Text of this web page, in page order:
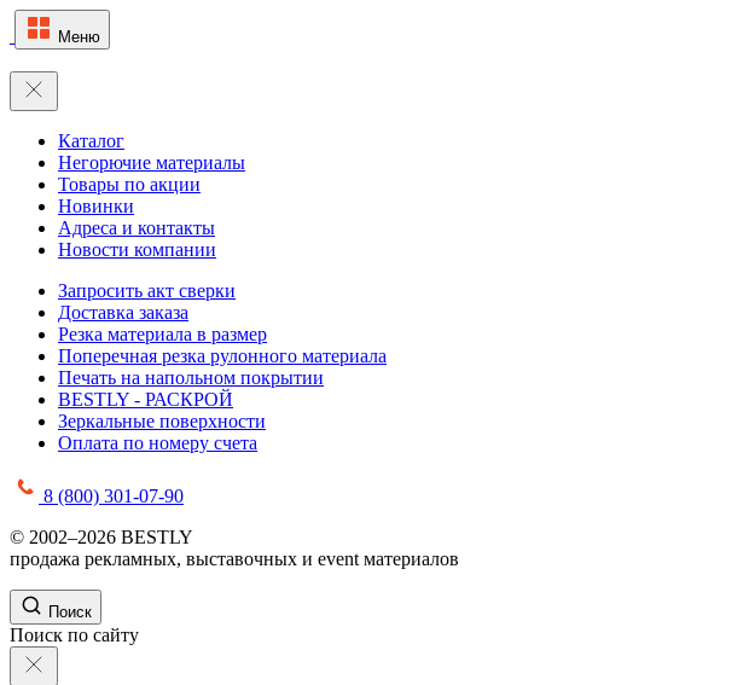
Меню
Каталог
Негорючие материалы
Товары по акции
Новинки
Адреса и контакты
Новости компании
Запросить акт сверки
Доставка заказа
Резка материала в размер
Поперечная резка рулонного материала
Печать на напольном покрытии
BESTLY - РАСКРОЙ
Зеркальные поверхности
Оплата по номеру счета
8 (800) 301-07-90
© 2002–2026 BESTLY
продажа рекламных, выставочных и event материалов
Поиск
Поиск по сайту